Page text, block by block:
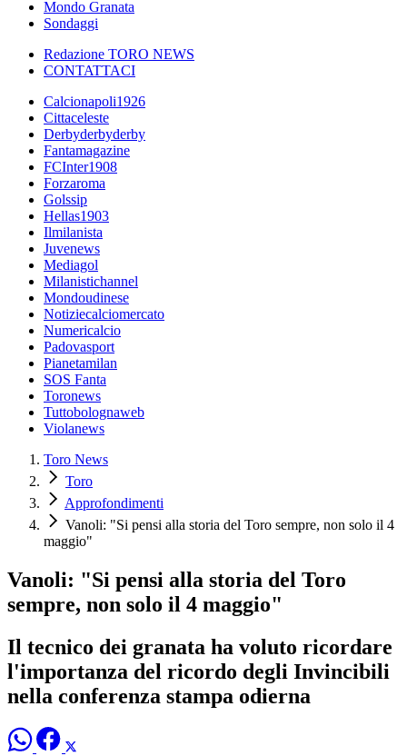
Mondo Granata
Sondaggi
Redazione TORO NEWS
CONTATTACI
Calcionapoli1926
Cittaceleste
Derbyderbyderby
Fantamagazine
FCInter1908
Forzaroma
Golssip
Hellas1903
Ilmilanista
Juvenews
Mediagol
Milanistichannel
Mondoudinese
Notiziecalciomercato
Numericalcio
Padovasport
Pianetamilan
SOS Fanta
Toronews
Tuttobolognaweb
Violanews
Toro News
Toro
Approfondimenti
Vanoli: "Si pensi alla storia del Toro sempre, non solo il 4
maggio"
Vanoli: "Si pensi alla storia del Toro
sempre, non solo il 4 maggio"
Il tecnico dei granata ha voluto ricordare
l'importanza del ricordo degli Invincibili
nella conferenza stampa odierna